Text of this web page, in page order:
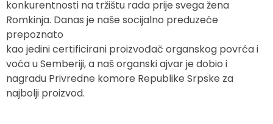
konkurentnosti na tržištu rada prije svega žena
Romkinja. Danas je naše socijalno preduzeće
prepoznato
kao jedini certificirani proizvođač organskog povrća i
voća u Semberiji, a naš organski ajvar je dobio i
nagradu Privredne komore Republike Srpske za
najbolji proizvod.